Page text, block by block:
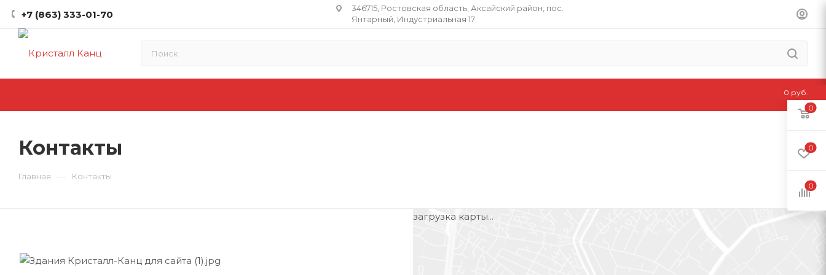
+7 (863) 333-01-70
346715, Ростовская область​, Аксайский район, пос.
Янтарный, Индустриальная 17
Контакты
Главная — Контакты
загрузка карты...
0
0
0
0 руб.